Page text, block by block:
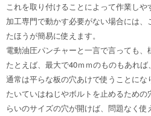
これを取り付けることによって作業しや
加工専門で動かす必要がない場合には
たほうが簡易に使えます。
電動油圧パンチャーと一言で言っても、
たとえば、最大で40ｍｍのものもあれば
通常は平らな板の穴あけで使うことにな
たいていはねじやボルトを止めるため
らいのサイズの穴が開けば、問題なく使